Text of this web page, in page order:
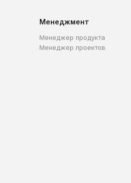
Менеджмент
Менеджер продукта
Менеджер проектов